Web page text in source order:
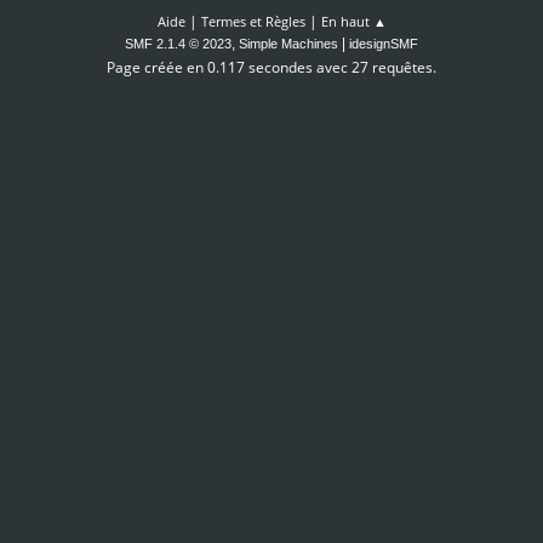
Aide| Termes et Règles| En haut ▲
SMF 2.1.4 © 2023, Simple Machines idesignSMF
Page créée en 0.117 secondes avec 27 requêtes.